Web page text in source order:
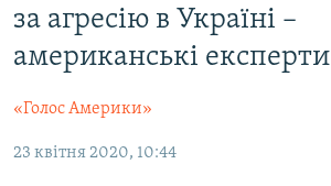
до
основної
Перейти
до
СУСПІЛЬСТВО
КУЛЬТУРА
ДОНБАС.РЕАЛІЇ
КРИМ.РЕАЛІЇ
за агресію в Україні –
американські експерти
«Голос Америки»
23 квітня 2020, 10:44